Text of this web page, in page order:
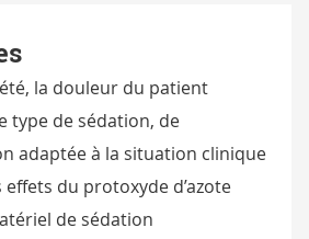
la douleur du patient
type de sédation, de
adaptée à la situation clinique
du protoxyde d’azote
de sédation